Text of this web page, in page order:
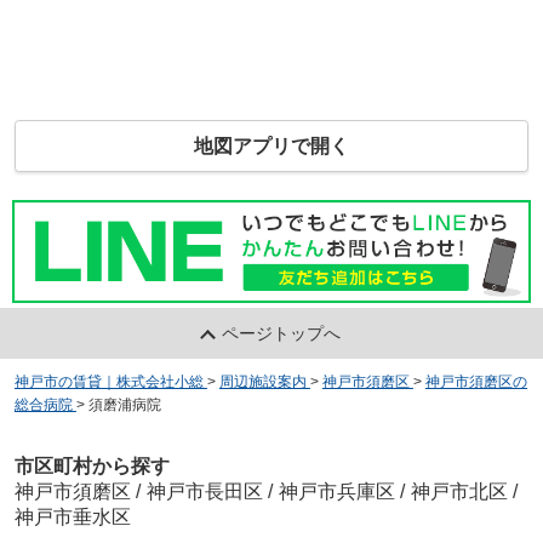
地図アプリで開く
ページトップへ
神戸市の賃貸｜株式会社小総 > 周辺施設案内 > 神戸市須磨区 > 神戸市須磨区の
総合病院 > 須磨浦病院
市区町村から探す
神戸市須磨区 / 神戸市長田区 / 神戸市兵庫区 / 神戸市北区 /
神戸市垂水区